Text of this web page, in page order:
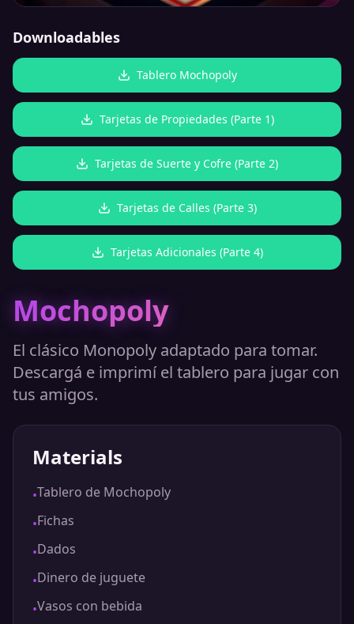
Downloadables
Tablero Mochopoly
Tarjetas de Propiedades (Parte 1)
Tarjetas de Suerte y Cofre (Parte 2)
Tarjetas de Calles (Parte 3)
Tarjetas Adicionales (Parte 4)
Mochopoly
El clásico Monopoly adaptado para tomar.
Descargá e imprimí el tablero para jugar con
tus amigos.
Materials
•Tablero de Mochopoly
•Fichas
•Dados
•Dinero de juguete
•Vasos con bebida